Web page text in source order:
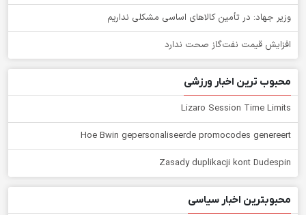
وزیر جهاد: در تأمین کالاهای اساسی مشکلی نداریم
افزایش قیمت نفت‌گاز صحت ندارد
محبوب ترین اخبار ورزشی
Lizaro Session Time Limits
Hoe Bwin gepersonaliseerde promocodes genereert
Zasady duplikacji kont Dudespin
محبوبترین اخبار سیاسی